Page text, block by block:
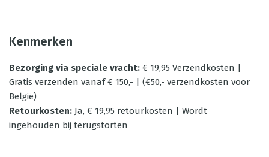
Kenmerken
Bezorging via speciale vracht: € 19,95 Verzendkosten |
Gratis verzenden vanaf € 150,- | (€50,- verzendkosten voor
België)
Retourkosten: Ja, € 19,95 retourkosten | Wordt
ingehouden bij terugstorten